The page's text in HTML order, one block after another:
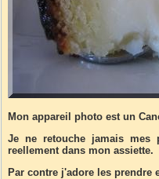
Mon appareil photo est un
Je ne retouche jamais mes
reellement dans mon assiette.
Par contre j'adore les prendre